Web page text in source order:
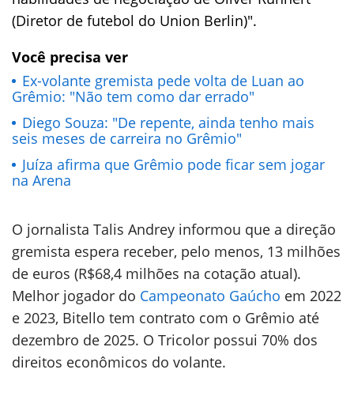
(Diretor de futebol do Union Berlin)".
Você precisa ver
Ex-volante gremista pede volta de Luan ao
Grêmio: "Não tem como dar errado"
Diego Souza: "De repente, ainda tenho mais
seis meses de carreira no Grêmio"
Juíza afirma que Grêmio pode ficar sem jogar
na Arena
O jornalista Talis Andrey informou que a direção
gremista espera receber, pelo menos, 13 milhões
de euros (R$68,4 milhões na cotação atual).
Melhor jogador do Campeonato Gaúcho em 2022
e 2023, Bitello tem contrato com o Grêmio até
dezembro de 2025. O Tricolor possui 70% dos
direitos econômicos do volante.